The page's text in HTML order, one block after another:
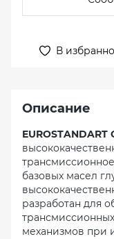
В
Описание
EUROSTANDART
базовых масел
разработан для
механизмов при